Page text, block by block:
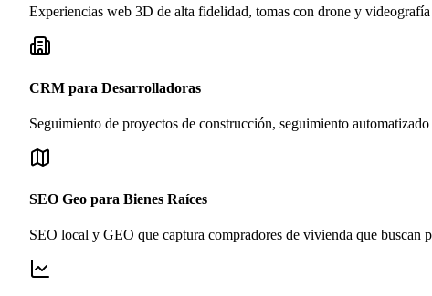
Experiencias web 3D de alta fidelidad, tomas con drone y
CRM para Desarrolladoras
Seguimiento de proyectos de construcción, seguimiento
SEO Geo para Bienes Raíces
SEO local y GEO que captura compradores de vivienda que buscan